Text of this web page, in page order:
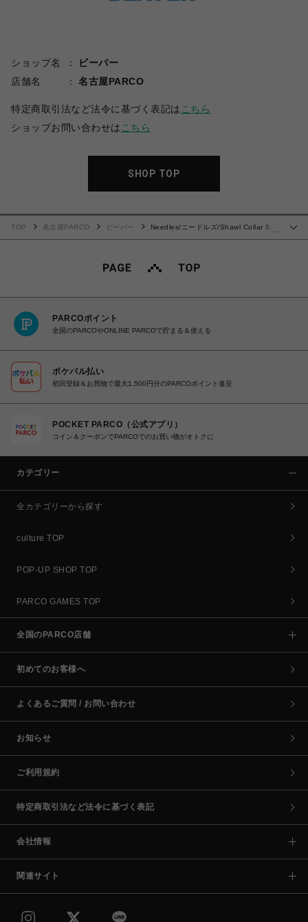
ショップ名
ビーバー
店舗名
名古屋PARCO
特定商取引法など法令に基づく表記は こちら
ショップお問い合わせは こちら
SHOP TOP
…
TOP 名古屋PARCO ビーバー
Needles/ニードルズ/Shawl Collar S/S
PARCOポイント
全国のPARCOやONLINE PARCOで貯まる＆使える
ポケパル払い
初回登録＆お買物で最大1,500円分のPARCOポイント進呈
POCKET PARCO（公式アプリ）
コイン＆クーポンでPARCOでのお買い物がオトクに
カテゴリー
全カテゴリーから探す
culture TOP
POP-UP SHOP TOP
PARCO GAMES TOP
全国のPARCO店舗
初めてのお客様へ
よくあるご質問 / お問い合わせ
お知らせ
ご利用規約
特定商取引法など法令に基づく表記
会社情報
関連サイト